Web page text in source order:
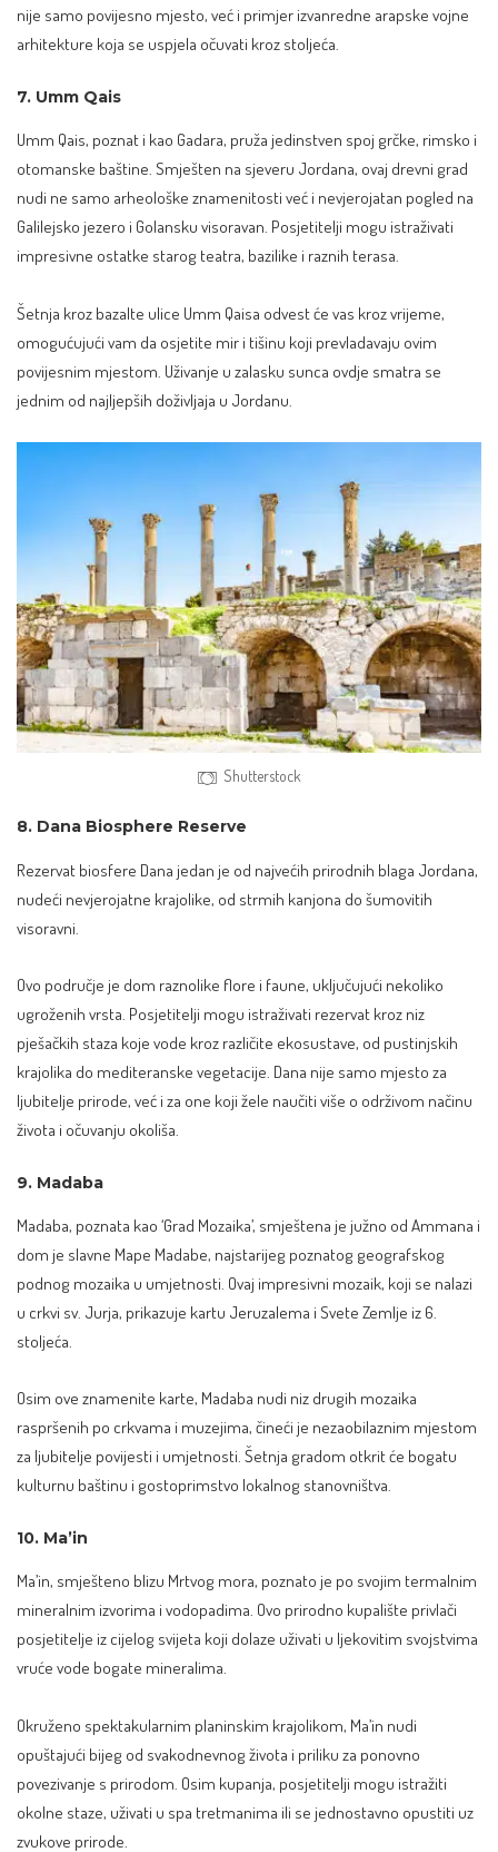
nije samo povijesno mjesto, već i primjer izvanredne arapske vojne
arhitekture koja se uspjela očuvati kroz stoljeća.
7. Umm Qais
Umm Qais, poznat i kao Gadara, pruža jedinstven spoj grčke, rimsko i
otomanske baštine. Smješten na sjeveru Jordana, ovaj drevni grad
nudi ne samo arheološke znamenitosti već i nevjerojatan pogled na
Galilejsko jezero i Golansku visoravan. Posjetitelji mogu istraživati
impresivne ostatke starog teatra, bazilike i raznih terasa.
Šetnja kroz bazalte ulice Umm Qaisa odvest će vas kroz vrijeme,
omogućujući vam da osjetite mir i tišinu koji prevladavaju ovim
povijesnim mjestom. Uživanje u zalasku sunca ovdje smatra se
jednim od najljepših doživljaja u Jordanu.
Shutterstock
8. Dana Biosphere Reserve
Rezervat biosfere Dana jedan je od najvećih prirodnih blaga Jordana,
nudeći nevjerojatne krajolike, od strmih kanjona do šumovitih
visoravni.
Ovo područje je dom raznolike flore i faune, uključujući nekoliko
ugroženih vrsta. Posjetitelji mogu istraživati rezervat kroz niz
pješačkih staza koje vode kroz različite ekosustave, od pustinjskih
krajolika do mediteranske vegetacije. Dana nije samo mjesto za
ljubitelje prirode, već i za one koji žele naučiti više o održivom načinu
života i očuvanju okoliša.
9. Madaba
Madaba, poznata kao ‘Grad Mozaika’, smještena je južno od Ammana i
dom je slavne Mape Madabe, najstarijeg poznatog geografskog
podnog mozaika u umjetnosti. Ovaj impresivni mozaik, koji se nalazi
u crkvi sv. Jurja, prikazuje kartu Jeruzalema i Svete Zemlje iz 6.
stoljeća.
Osim ove znamenite karte, Madaba nudi niz drugih mozaika
raspršenih po crkvama i muzejima, čineći je nezaobilaznim mjestom
za ljubitelje povijesti i umjetnosti. Šetnja gradom otkrit će bogatu
kulturnu baštinu i gostoprimstvo lokalnog stanovništva.
10. Ma’in
Ma’in, smješteno blizu Mrtvog mora, poznato je po svojim termalnim
mineralnim izvorima i vodopadima. Ovo prirodno kupalište privlači
posjetitelje iz cijelog svijeta koji dolaze uživati u ljekovitim svojstvima
vruće vode bogate mineralima.
Okruženo spektakularnim planinskim krajolikom, Ma’in nudi
opuštajući bijeg od svakodnevnog života i priliku za ponovno
povezivanje s prirodom. Osim kupanja, posjetitelji mogu istražiti
okolne staze, uživati u spa tretmanima ili se jednostavno opustiti uz
zvukove prirode.